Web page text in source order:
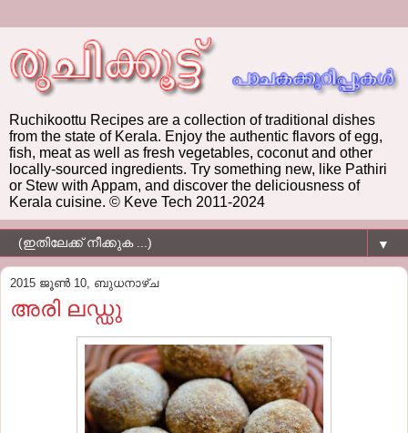
Ruchikoottu Recipes are a collection of traditional dishes
from the state of Kerala. Enjoy the authentic flavors of egg,
fish, meat as well as fresh vegetables, coconut and other
locally-sourced ingredients. Try something new, like Pathiri
or Stew with Appam, and discover the deliciousness of
Kerala cuisine. © Keve Tech 2011-2024
▼
2015 ജൂൺ 10, ബുധനാഴ്‌ച
അരി ലഡ്ഡു